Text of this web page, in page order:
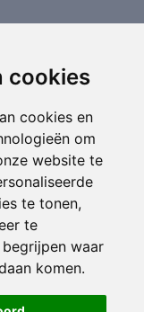
cookies
cookies en
om
website te
te tonen,
te
waar
komen.